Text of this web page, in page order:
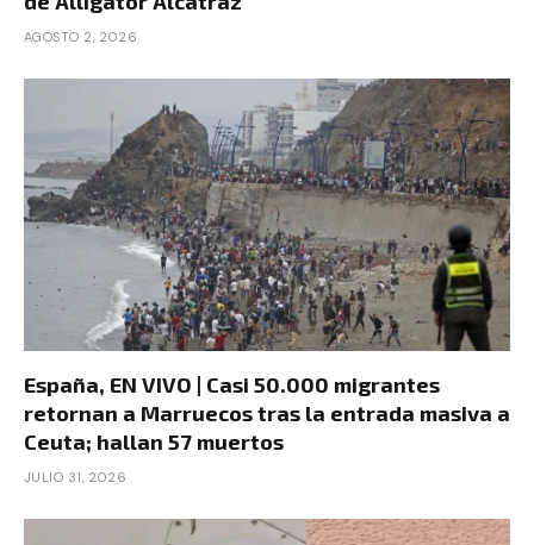
AGOSTO 2, 2026
España, EN VIVO | Casi 50.000 migrantes
retornan a Marruecos tras la entrada masiva a
Ceuta; hallan 57 muertos
JULIO 31, 2026